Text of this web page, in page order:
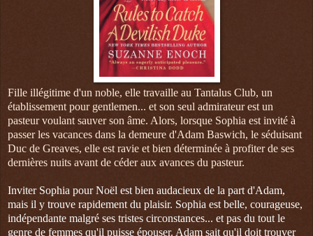
Fille illégitime d'un noble, elle travaille au Tantalus Club, un
établissement pour gentlemen... et son seul admirateur est un
pasteur voulant sauver son âme. Alors, lorsque Sophia est invité à
passer les vacances dans la demeure d'Adam Baswich, le séduisant
Duc de Greaves, elle est ravie et bien déterminée à profiter de ses
dernières nuits avant de céder aux avances du pasteur.
Inviter Sophia pour Noël est bien audacieux de la part d'Adam,
mais il y trouve rapidement du plaisir. Sophia est belle, courageuse,
indépendante malgré ses tristes circonstances... et pas du tout le
genre de femmes qu'il puisse épouser. Adam sait qu'il doit trouver